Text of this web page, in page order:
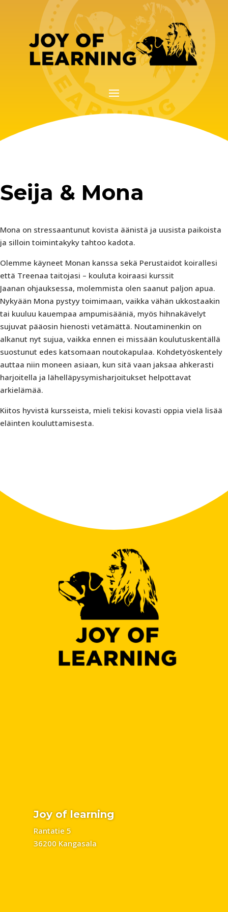
Seija & Mona
Mona on stressaantunut kovista äänistä ja uusista paikoista
ja silloin toimintakyky tahtoo kadota.
Olemme käyneet Monan kanssa sekä Perustaidot koirallesi
että Treenaa taitojasi – kouluta koiraasi kurssit
Jaanan ohjauksessa, molemmista olen saanut paljon apua.
Nykyään Mona pystyy toimimaan, vaikka vähän ukkostaakin
tai kuuluu kauempaa ampumisääniä, myös hihnakävelyt
sujuvat pääosin hienosti vetämättä. Noutaminenkin on
alkanut nyt sujua, vaikka ennen ei missään koulutuskentällä
suostunut edes katsomaan noutokapulaa. Kohdetyöskentely
auttaa niin moneen asiaan, kun sitä vaan jaksaa ahkerasti
harjoitella ja lähelläpysymisharjoitukset helpottavat
arkielämää.
Kiitos hyvistä kursseista, mieli tekisi kovasti oppia vielä lisää
eläinten kouluttamisesta.
Joy of learning
Rantatie 5
36200 Kangasala